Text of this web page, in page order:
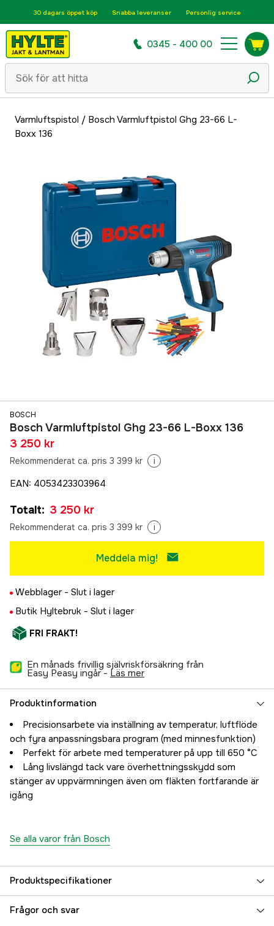
30 dagars öppet köp Snabba leveranser Personlig service
0345 - 400 00
Varmluftspistol / Bosch Varmluftpistol Ghg 23-66 L-
Boxx 136
BOSCH
Bosch Varmluftpistol Ghg 23-66 L-Boxx 136
3 250 kr
Rekommenderat ca. pris 3 399 kr i
EAN: 4053423303964
Totalt: 3 250 kr
Rekommenderat ca. pris 3 399 kr i
Meddela mig!
Webblager - Slut i lager
Butik Hyltebruk - Slut i lager
FRI FRAKT!
En månads frivillig självriskförsäkring från
Easy Peasy ingår - läs mer
Produktinformation
Precisionsarbete via inställning av temperatur, luftflöde
och fyra anpassningsbara program (med minnesfunktion)
Perfekt för arbete med temperaturer på upp till 650 °C
Lång livslängd tack vare överhettningsskydd som
stänger av uppvärmningen även om fläkten fortfarande är
igång
Se alla varor från Bosch
Produktspecifikationer
Drifttyp Nätdriven
Frågor och svar